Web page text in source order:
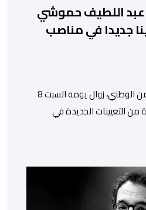
عبد اللطيف حموشي
20 تعيينا جديدا في مناصب
الوطني
أعلنت المديرية العامة للأمن الوطني، زوال يومه السبت 8
التعيينات الجديدة في
ملال وابن جرير وطنجة وأصيلة،
تهدف لضخ دماء جديدة
شابة ومتمرسة، […]